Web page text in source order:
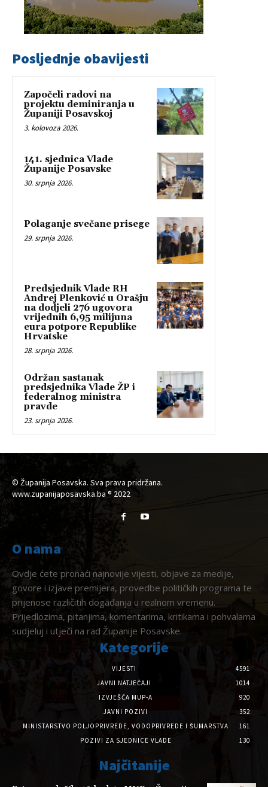
Posljednje obavijesti
Započeli radovi na
projektu deminiranja u
Županiji Posavskoj
3. kolovoza 2026.
141. sjednica Vlade
Županije Posavske
30. srpnja 2026.
Polaganje svečane prisege
29. srpnja 2026.
Predsjednik Vlade RH
Andrej Plenković u Orašju
na dodjeli 276 ugovora
vrijednih 6,95 milijuna
eura potpore Republike
Hrvatske
28. srpnja 2026.
Održan sastanak
predsjednika Vlade ŽP i
federalnog ministra
pravde
23. srpnja 2026.
© Županija Posavska. Sva prava pridržana.
www.zupanijaposavska.ba ® 2022
O nama
Ovdje ćete pronaći najnovije vijesti, objave za medije,
govore i izjave premijera, provedbe političkih programa te
prijenose različitih događanja u realnom vremenu.
Prijedlozima, pitanjima, komentarima, kritikama i pohvalama
sudjeluj i utječi na rad Županije Posavske.
Kategorije
VIJESTI
4591
JAVNI NATJEČAJI
1014
IZVJEŠĆA MUP-A
920
JAVNI POZIVI
352
MINISTARSTVO POLJOPRIVREDE, VODOPRIVREDE I ŠUMARSTVA
161
POZIVI ZA SJEDNICE VLADE
130
Najčitanije